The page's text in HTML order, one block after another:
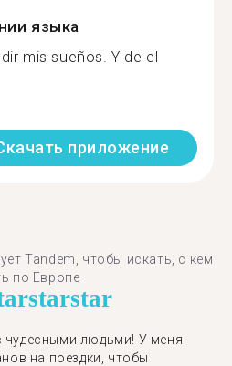
языка
mis sueños. Y de el
приложение
Tandem, чтобы искать, с кем
по Европе
starstar
чудесными людьми! У меня
на поездки, чтобы